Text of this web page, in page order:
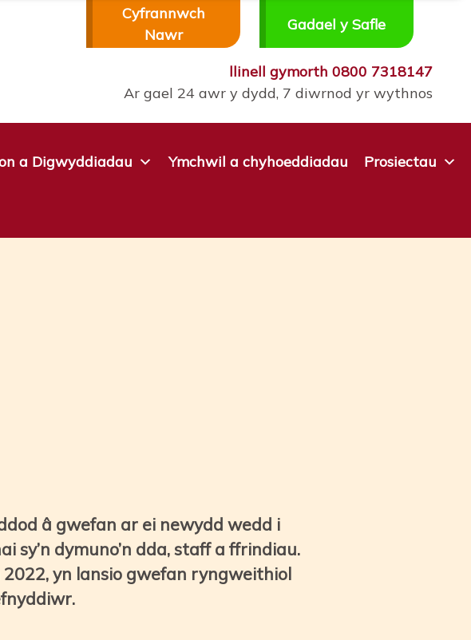
Cyfrannwch
Nawr
Gadael y Safle
llinell gymorth 0800 7318147
Ar gael 24 awr y dydd, 7 diwrnod yr wythnos
a Digwyddiadau Ymchwil a chyhoeddiadau Prosiectau
â gwefan ar ei newydd wedd i
dymuno’n dda, staff a ffrindiau.
yn lansio gwefan ryngweithiol